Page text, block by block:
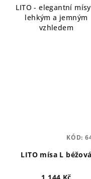
LITO - elegantní
lehkým a jemným
vzhledem
LITO mísa L béžová
KÓD: